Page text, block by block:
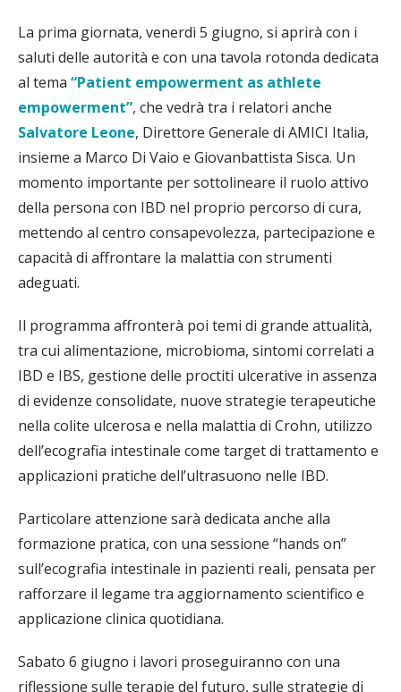
La prima giornata, venerdì 5 giugno, si aprirà con i
saluti delle autorità e con una tavola rotonda dedicata
al tema “Patient empowerment as athlete
empowerment”, che vedrà tra i relatori anche
Salvatore Leone, Direttore Generale di AMICI Italia,
insieme a Marco Di Vaio e Giovanbattista Sisca. Un
momento importante per sottolineare il ruolo attivo
della persona con IBD nel proprio percorso di cura,
mettendo al centro consapevolezza, partecipazione e
capacità di affrontare la malattia con strumenti
adeguati.
Il programma affronterà poi temi di grande attualità,
tra cui alimentazione, microbioma, sintomi correlati a
IBD e IBS, gestione delle proctiti ulcerative in assenza
di evidenze consolidate, nuove strategie terapeutiche
nella colite ulcerosa e nella malattia di Crohn, utilizzo
dell’ecografia intestinale come target di trattamento e
applicazioni pratiche dell’ultrasuono nelle IBD.
Particolare attenzione sarà dedicata anche alla
formazione pratica, con una sessione “hands on”
sull’ecografia intestinale in pazienti reali, pensata per
rafforzare il legame tra aggiornamento scientifico e
applicazione clinica quotidiana.
Sabato 6 giugno i lavori proseguiranno con una
riflessione sulle terapie del futuro, sulle strategie di